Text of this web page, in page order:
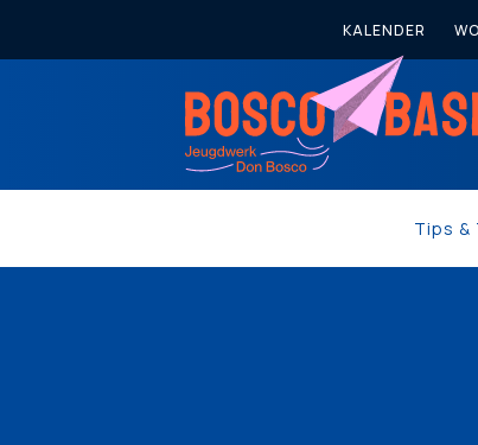
KALENDER
Tips &